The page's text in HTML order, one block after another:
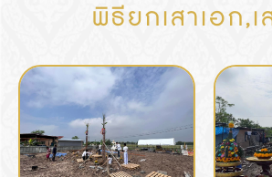
พิธียกเสาเอก,เ